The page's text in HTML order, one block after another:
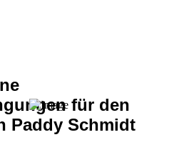
für den
Paddy Schmidt